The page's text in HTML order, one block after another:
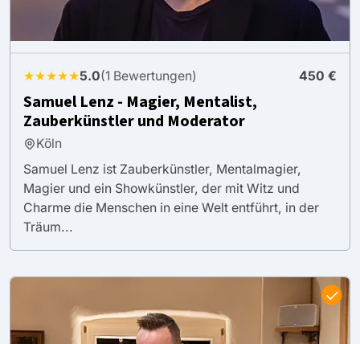
★★★★★5.0(1 Bewertungen) 450 €
Samuel Lenz - Magier, Mentalist,
Zauberkünstler und Moderator
Köln
Samuel Lenz ist Zauberkünstler, Mentalmagier,
Magier und ein Showkünstler, der mit Witz und
Charme die Menschen in eine Welt entführt, in der
Träum...